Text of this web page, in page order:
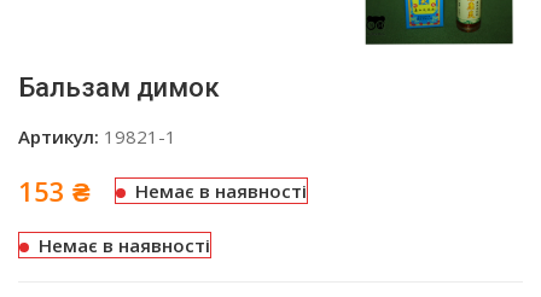
Бальзам димок
Артикул: 19821-1
153 ₴ Немає в наявності
Немає в наявності